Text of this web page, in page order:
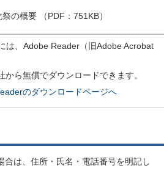
の概要 （PDF：751KB）
は、Adobe Reader（旧Adobe Acrobat
ら無償でダウンロードできます。
のダウンロードページへ
合は、住所・氏名・電話番号を明記し